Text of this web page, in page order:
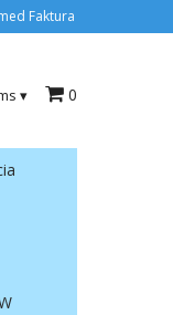
Faktura
▾ 0